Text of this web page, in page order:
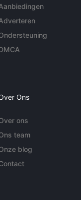
Ons
ons
team
blog